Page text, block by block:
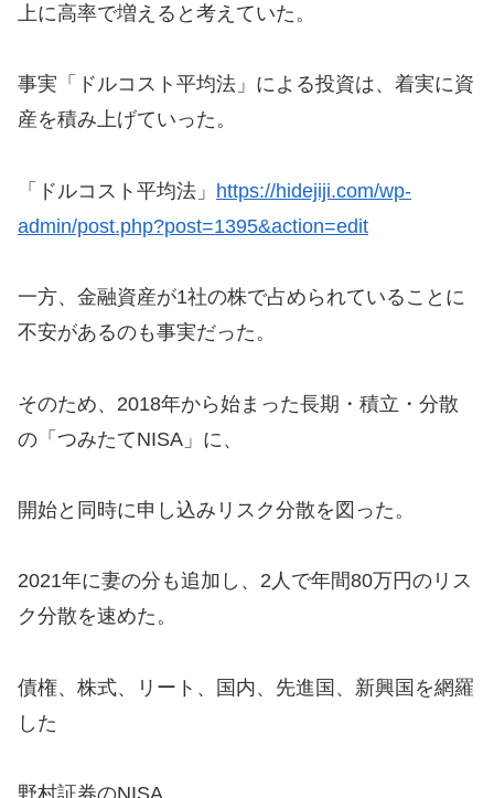
上に高率で増えると考えていた。
事実「ドルコスト平均法」による投資は、着実に資
産を積み上げていった。
「ドルコスト平均法」 https://hidejiji.com/wp-
admin/post.php?post=1395&action=edit
一方、金融資産が1社の株で占められていることに
不安があるのも事実だった。
そのため、2018年から始まった長期・積立・分散
の「つみたてNISA」に、
開始と同時に申し込みリスク分散を図った。
2021年に妻の分も追加し、2人で年間80万円のリス
ク分散を速めた。
債権、株式、リート、国内、先進国、新興国を網羅
した